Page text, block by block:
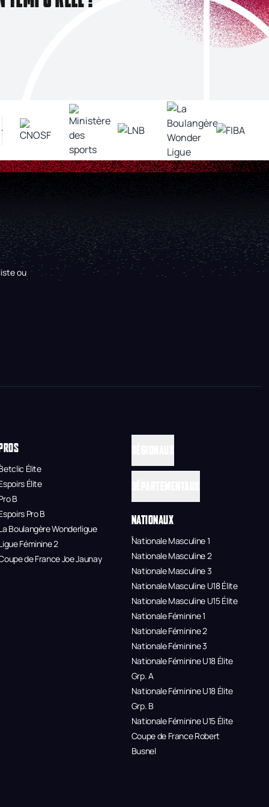
ou
Élite
Élite
B
Pro B
Boulangère Wonderligue
Féminine 2
de France Joe Jaunay
NATIONAUX
Nationale Masculine 1
Nationale Masculine 2
Nationale Masculine 3
Nationale Masculine U18 Élite
Nationale Masculine U15 Élite
Nationale Féminine 1
Nationale Féminine 2
Nationale Féminine 3
Nationale Féminine U18 Élite
Grp. A
Nationale Féminine U18 Élite
Grp. B
Nationale Féminine U15 Élite
Coupe de France Robert
Busnel